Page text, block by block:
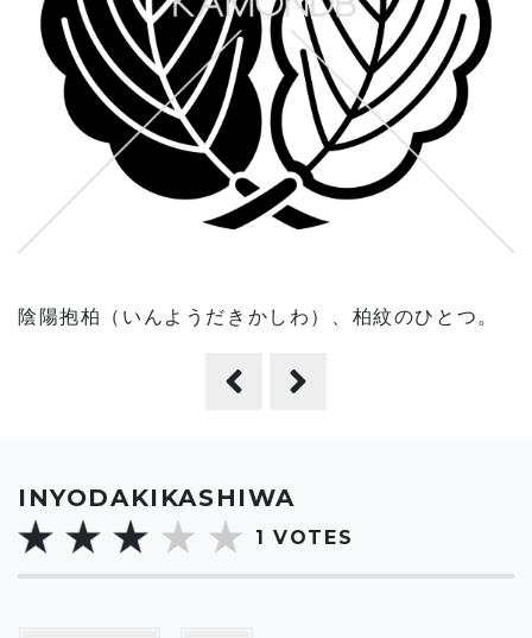
INYODAKIKASHIWA
1 VOTES
陰陽抱柏（いんようだきかしわ）、柏紋のひとつ。